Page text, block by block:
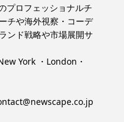
プロフェッショナルチ
チや海外視察・コーデ
ンド戦略や市場展開サ
York ・London・